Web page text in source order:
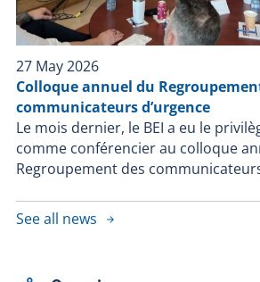
27 May 2026
Colloque annuel du
communicateurs d’urgence
Le mois dernier, le BEI a eu le
comme conférencier au colloque
Regroupement des
See all news